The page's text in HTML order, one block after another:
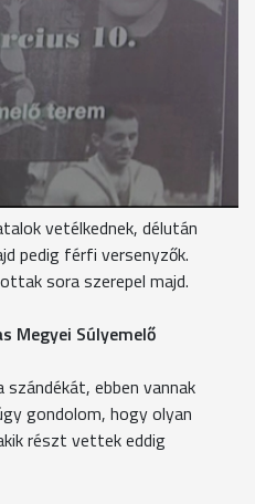
Súlyemelő Szövetség
eltávozott közülünk Tóth
egy méltó emléket
Savaria-kupát elneveztük I.
nyilván ebből hagyományt
otthont a Haladás VSE
vetélkednek, délután
pedig férfi versenyzők.
sora szerepel majd.
Megyei Súlyemelő
ebben vannak
gondolom, hogy olyan
részt vettek eddig